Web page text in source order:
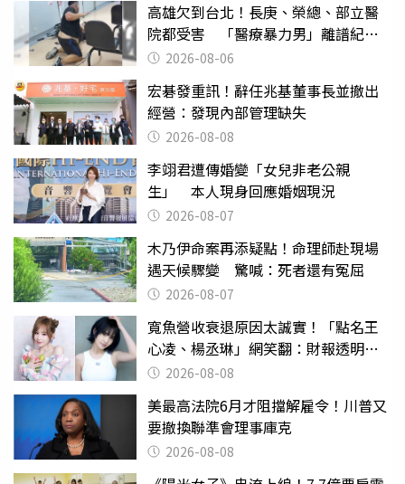
高雄欠到台北！長庚、榮總、部立醫
院都受害 「醫療暴力男」離譜紀錄
曝光2026-08-06
宏碁發重訊！辭任兆基董事長並撤出
經營：發現內部管理缺失
2026-08-08
李翊君遭傳婚變「女兒非老公親
生」 本人現身回應婚姻現況
2026-08-07
木乃伊命案再添疑點！命理師赴現場
遇天候驟變 驚喊：死者還有冤屈
2026-08-07
寬魚營收衰退原因太誠實！「點名王
心凌、楊丞琳」網笑翻：財報透明度
滿分2026-08-08
美最高法院6月才阻擋解雇令！川普又
要撤換聯準會理事庫克
2026-08-08